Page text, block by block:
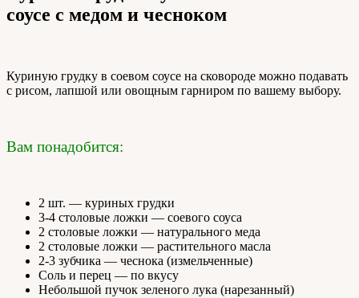
соусе с медом и чесноком
Куриную грудку в соевом соусе на сковороде можно подавать
с рисом, лапшой или овощным гарниром по вашему выбору.
Вам понадобится:
2 шт. — куриных грудки
3-4 столовые ложки — соевого соуса
2 столовые ложки — натурального меда
2 столовые ложки — растительного масла
2-3 зубчика — чеснока (измельченные)
Соль и перец — по вкусу
Небольшой пучок зеленого лука (нарезанный)